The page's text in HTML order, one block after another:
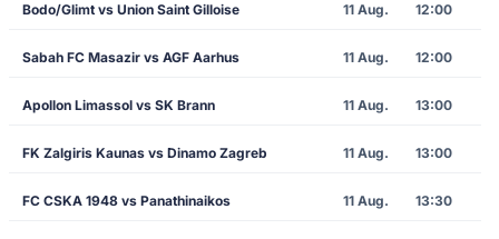
Bodo/Glimt vs Union Saint Gilloise 11 Aug. 12:00
Sabah FC Masazir vs AGF Aarhus 11 Aug. 12:00
Apollon Limassol vs SK Brann 11 Aug. 13:00
FK Zalgiris Kaunas vs Dinamo Zagreb 11 Aug. 13:00
FC CSKA 1948 vs Panathinaikos 11 Aug. 13:30